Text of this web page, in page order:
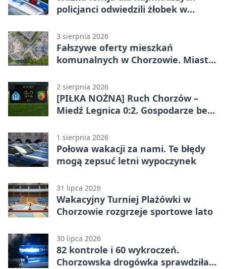
policjanci odwiedzili żłobek w
3 sierpnia 2026
Fałszywe oferty mieszkań
komunalnych w Chorzowie. Miasto
2 sierpnia 2026
[PIŁKA NOŻNA] Ruch Chorzów –
Miedź Legnica 0:2. Gospodarze bez
1 sierpnia 2026
Połowa wakacji za nami. Te błędy
mogą zepsuć letni wypoczynek
31 lipca 2026
Wakacyjny Turniej Plażówki w
Chorzowie rozgrzeje sportowe lato
30 lipca 2026
82 kontrole i 60 wykroczeń.
Chorzowska drogówka sprawdziła